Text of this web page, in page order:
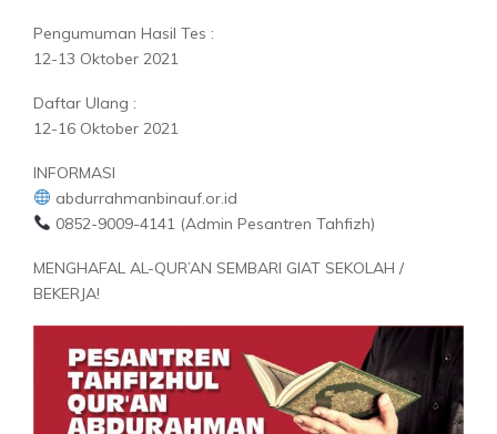
Pengumuman Hasil Tes :
12-13 Oktober 2021
Daftar Ulang :
12-16 Oktober 2021
INFORMASI
abdurrahmanbinauf.or.id
0852-9009-4141 (Admin Pesantren Tahfizh)
MENGHAFAL AL-QUR’AN SEMBARI GIAT SEKOLAH /
BEKERJA!